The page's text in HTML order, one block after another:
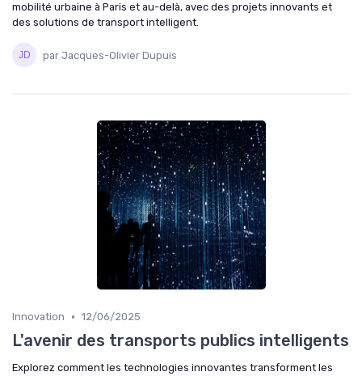
mobilité urbaine à Paris et au-delà, avec des projets innovants et
des solutions de transport intelligent.
par Jacques-Olivier Dupuis
Innovation • 12/06/2025
L'avenir des transports publics intelligents
Explorez comment les technologies innovantes transforment les